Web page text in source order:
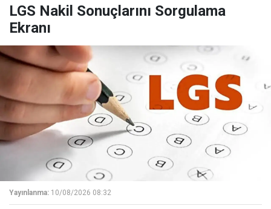
LGS Nakil Sonuçlarını Sorgulama
Ekranı
Yayınlanma: 10/08/2026 08:32